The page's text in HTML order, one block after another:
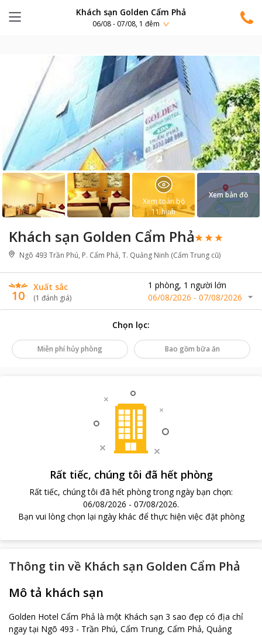
Khách sạn Golden Cẩm Phả
06/08 - 07/08, 1 đêm
Khách sạn Golden Cẩm Phả
Ngõ 493 Trần Phú, P. Cẩm Phả, T. Quảng Ninh (Cẩm Trung cũ)
10
Xuất sắc
(1 đánh giá)
1 phòng, 1 người lớn
06/08/2026 - 07/08/2026
Xem toàn bộ
11 hình
Xem bản đồ
Chọn lọc:
Miễn phí hủy phòng Bao gồm bữa ăn
Rất tiếc, chúng tôi đã hết phòng
Rất tiếc, chúng tôi đã hết phòng trong ngày bạn chọn:
06/08/2026 - 07/08/2026.
Bạn vui lòng chọn lại ngày khác để thực hiện việc đặt phòng
Thông tin về Khách sạn Golden Cẩm Phả
Mô tả khách sạn
Golden Hotel Cẩm Phả là một Khách sạn 3 sao đẹp có địa chỉ
ngay tại Ngõ 493 - Trần Phú, Cẩm Trung, Cẩm Phả, Quảng